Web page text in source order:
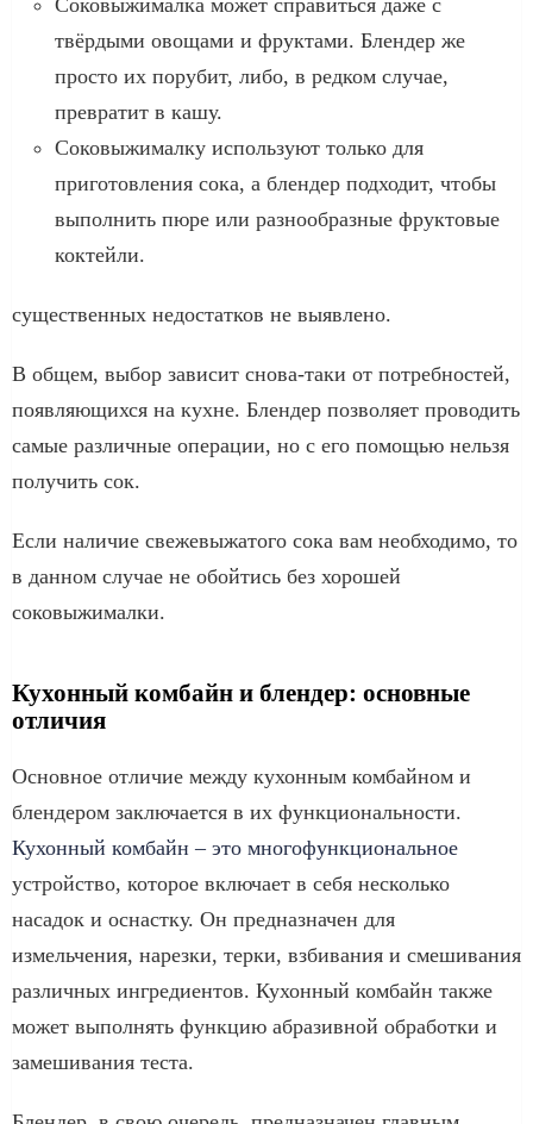
твёрдыми овощами и фруктами. Блендер же
просто их порубит, либо, в редком случае,
превратит в кашу.
Соковыжималку используют только для
приготовления сока, а блендер подходит, чтобы
выполнить пюре или разнообразные фруктовые
коктейли.
существенных недостатков не выявлено.
В общем, выбор зависит снова-таки от потребностей,
появляющихся на кухне. Блендер позволяет проводить
самые различные операции, но с его помощью нельзя
получить сок.
Если наличие свежевыжатого сока вам необходимо, то
в данном случае не обойтись без хорошей
соковыжималки.
Кухонный комбайн и блендер: основные
отличия
Основное отличие между кухонным комбайном и
блендером заключается в их функциональности.
Кухонный комбайн – это многофункциональное
устройство, которое включает в себя несколько
насадок и оснастку. Он предназначен для
измельчения, нарезки, терки, взбивания и смешивания
различных ингредиентов. Кухонный комбайн также
может выполнять функцию абразивной обработки и
замешивания теста.